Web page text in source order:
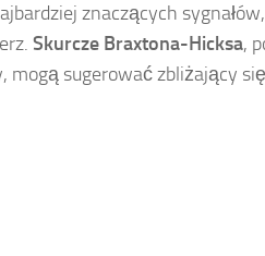
znaczących
Skurcze Braxtona-Hicksa,
mogą sugerować zbliżający